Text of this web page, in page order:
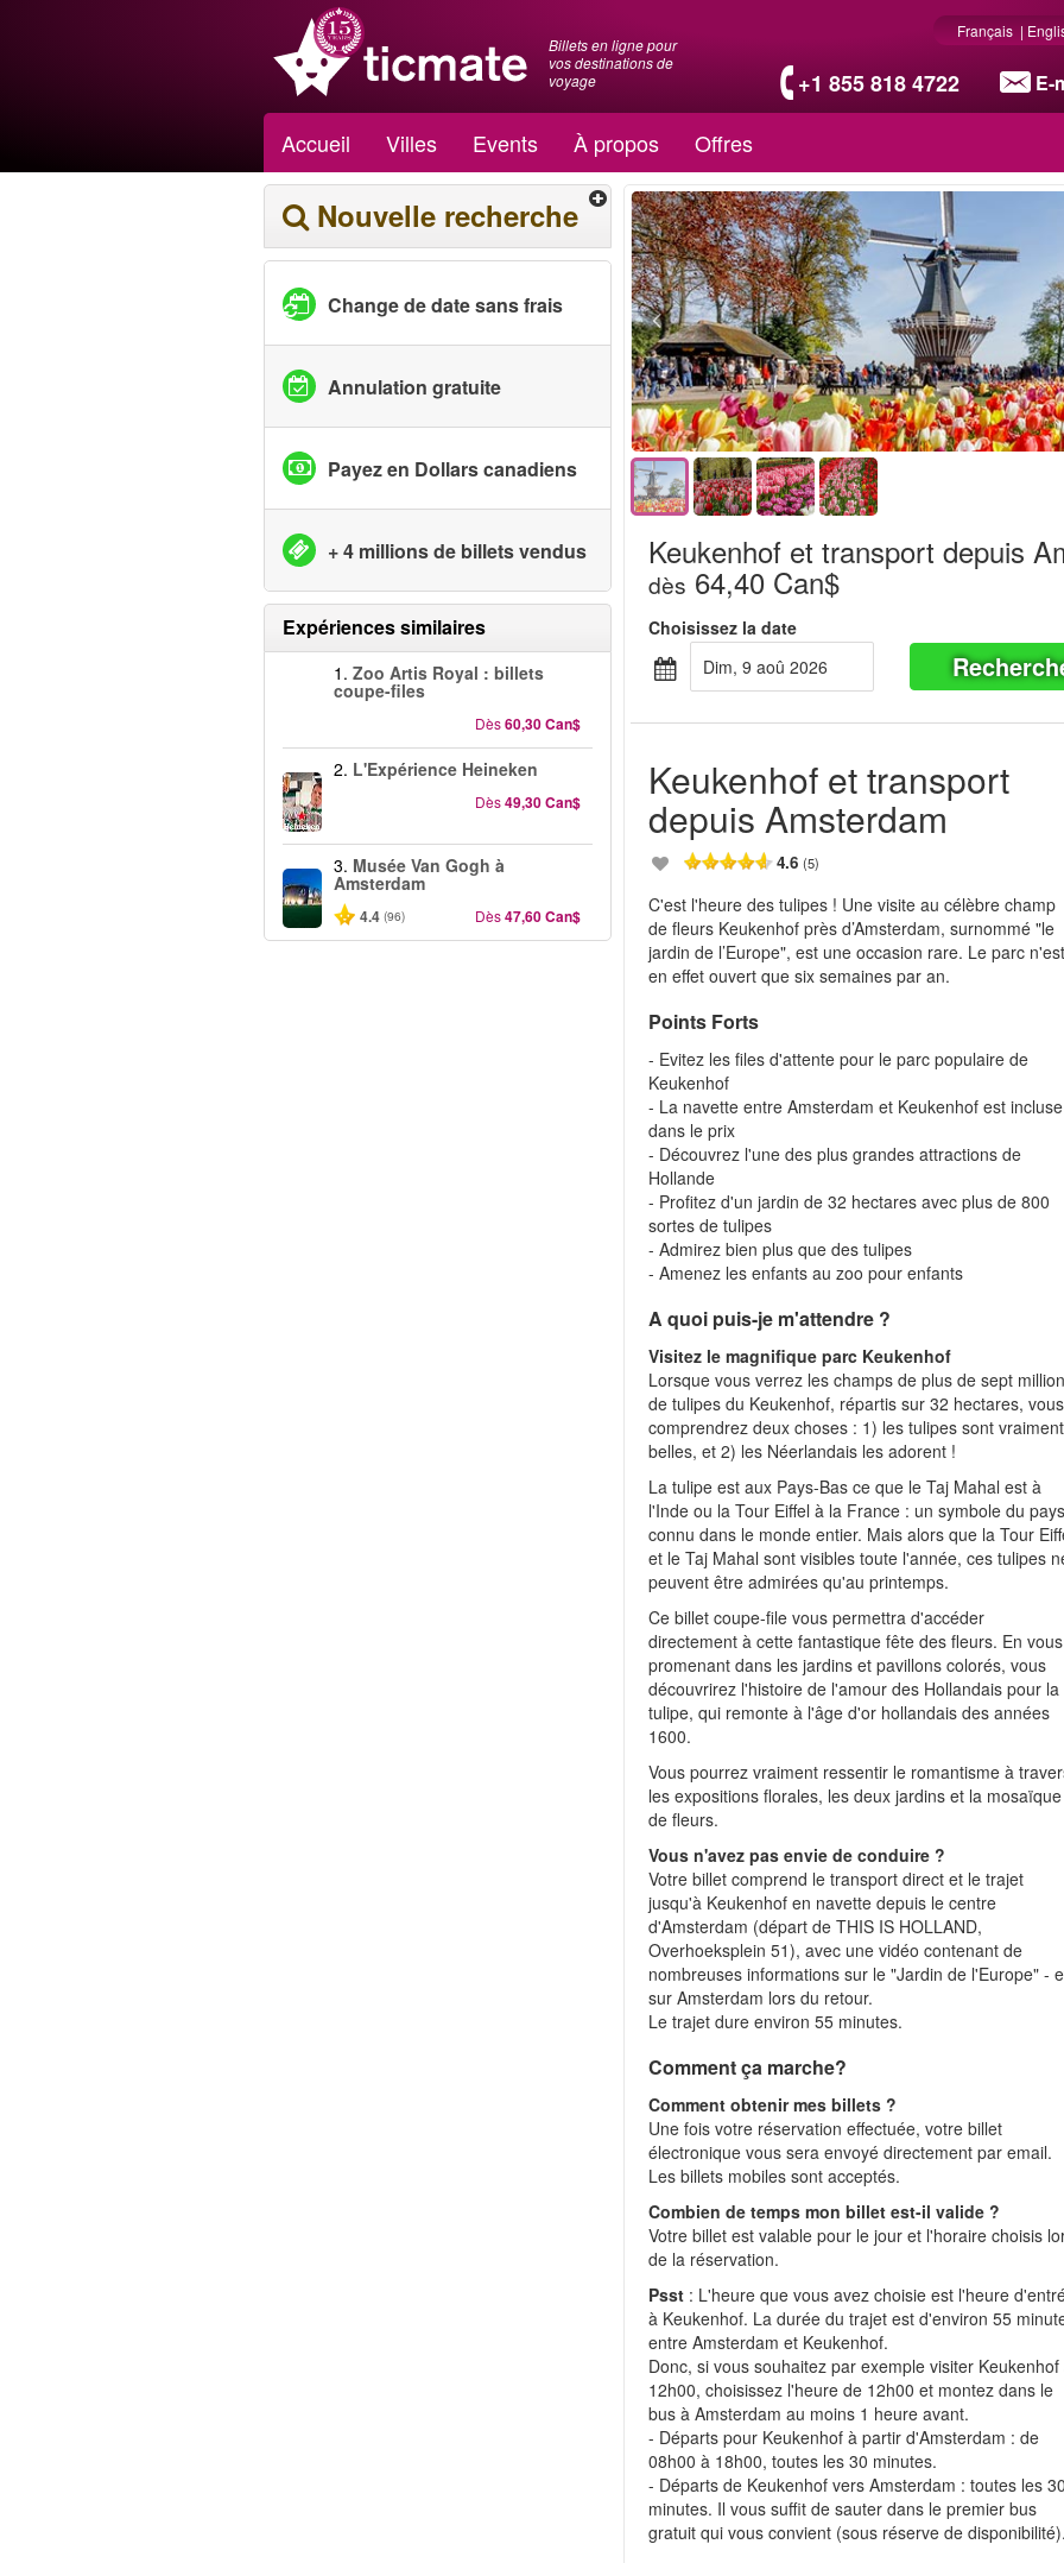
Billets en ligne pour
vos destinations de
voyage
+1 855 818 4722 E-
Français |
Accueil Villes Events À propos Offres
Nouvelle recherche
Change de date sans frais
Annulation gratuite
Payez en Dollars canadiens
+ 4 millions de billets vendus
Expériences similaires
1. Zoo Artis Royal : billets
coupe-files
Dès60,30 Can$
2. L'Expérience Heineken
Dès49,30 Can$
3. Musée Van Gogh à
Amsterdam
4.4 (96) Dès47,60 Can$
Keukenhof et transport depuis
dès 64,40 Can$
Choisissez la date
dim, 9 aoû 2026
Keukenhof et transport
depuis Amsterdam
4.6(5)
C'est l'heure des tulipes ! Une visite au célèbre champ
de fleurs Keukenhof près d’Amsterdam, surnommé "le
jardin de l’Europe", est une occasion rare. Le parc n'est
en effet ouvert que six semaines par an.
Points Forts
- Evitez les files d'attente pour le parc populaire de
Keukenhof
- La navette entre Amsterdam et Keukenhof est incluse
dans le prix
- Découvrez l'une des plus grandes attractions de
Hollande
- Profitez d'un jardin de 32 hectares avec plus de 800
sortes de tulipes
- Admirez bien plus que des tulipes
- Amenez les enfants au zoo pour enfants
A quoi puis-je m'attendre ?
Visitez le magnifique parc Keukenhof
Lorsque vous verrez les champs de plus de sept
de tulipes du Keukenhof, répartis sur 32 hectares, vous
comprendrez deux choses : 1) les tulipes sont vraiment
belles, et 2) les Néerlandais les adorent !
La tulipe est aux Pays-Bas ce que le Taj Mahal est à
l'Inde ou la Tour Eiffel à la France : un symbole du pays
connu dans le monde entier. Mais alors que la Tour
et le Taj Mahal sont visibles toute l'année, ces tulipes
peuvent être admirées qu'au printemps.
Ce billet coupe-file vous permettra d'accéder
directement à cette fantastique fête des fleurs. En vous
promenant dans les jardins et pavillons colorés, vous
découvrirez l'histoire de l'amour des Hollandais pour la
tulipe, qui remonte à l'âge d'or hollandais des années
1600.
Vous pourrez vraiment ressentir le romantisme à
les expositions florales, les deux jardins et la mosaïque
de fleurs.
Vous n'avez pas envie de conduire ?
Votre billet comprend le transport direct et le trajet
jusqu'à Keukenhof en navette depuis le centre
d'Amsterdam (départ de THIS IS HOLLAND,
Overhoeksplein 51), avec une vidéo contenant de
nombreuses informations sur le "Jardin de l'Europe" -
sur Amsterdam lors du retour.
Le trajet dure environ 55 minutes.
Comment ça marche?
Comment obtenir mes billets ?
Une fois votre réservation effectuée, votre billet
électronique vous sera envoyé directement par email.
Les billets mobiles sont acceptés.
Combien de temps mon billet est-il valide ?
Votre billet est valable pour le jour et l'horaire choisis
de la réservation.
Psst : L'heure que vous avez choisie est l'heure
à Keukenhof. La durée du trajet est d'environ 55
entre Amsterdam et Keukenhof.
Donc, si vous souhaitez par exemple visiter Keukenhof
12h00, choisissez l'heure de 12h00 et montez dans le
bus à Amsterdam au moins 1 heure avant.
- Départs pour Keukenhof à partir d'Amsterdam : de
08h00 à 18h00, toutes les 30 minutes.
- Départs de Keukenhof vers Amsterdam : toutes les 30
minutes. Il vous suffit de sauter dans le premier bus
gratuit qui vous convient (sous réserve de disponibilité).